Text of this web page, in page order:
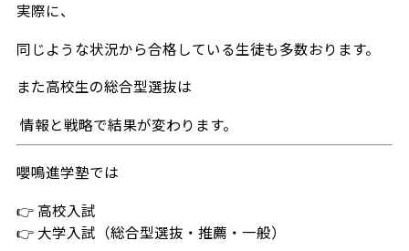
実際に、
同じような状況から合格している生徒も多数おります。
また高校生の総合型選抜は
情報と戦略で結果が変わります。
嚶鳴進学塾では
👉 高校入試
👉 大学入試（総合型選抜・推薦・一般）